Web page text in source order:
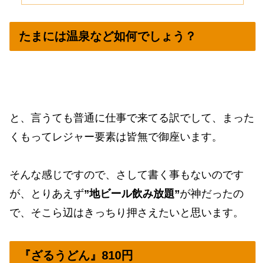
たまには温泉など如何でしょう？
と、言うても普通に仕事で来てる訳でして、まった
くもってレジャー要素は皆無で御座います。
そんな感じですので、さして書く事もないのです
が、とりあえず”地ビール飲み放題”が神だったの
で、そこら辺はきっちり押さえたいと思います。
『ざるうどん』810円